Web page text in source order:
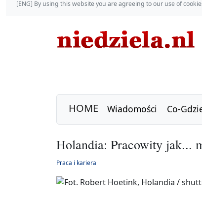
[ENG] By using this website you are agreeing to our use of
HOME Wiadomości Co-
Holandia: Pracowity jak...
Praca i kariera